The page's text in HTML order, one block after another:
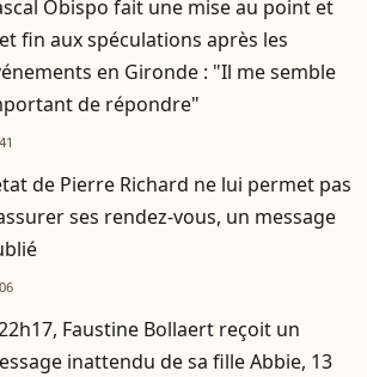
Obispo fait une mise au point et
fin aux spéculations après les
en Gironde : "Il me semble
de répondre"
de Pierre Richard ne lui permet pas
ses rendez-vous, un message
Faustine Bollaert reçoit un
inattendu de sa fille Abbie, 13